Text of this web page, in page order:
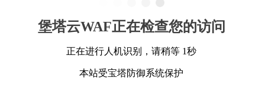
堡塔云WAF正在检查您的访问
正在进行人机识别，请稍等 1秒
本站受宝塔防御系统保护